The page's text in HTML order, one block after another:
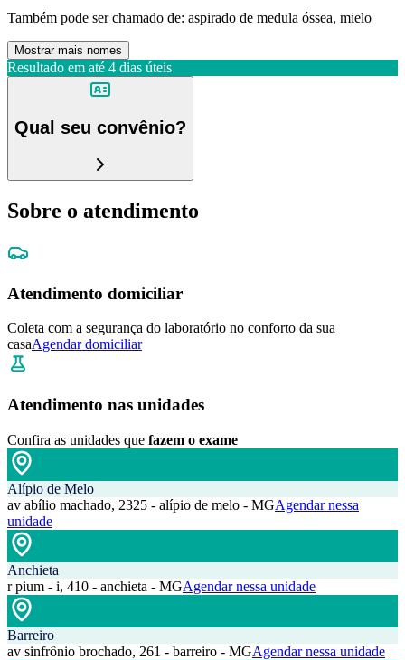
Também pode ser chamado de: aspirado de medula óssea, mielo
Mostrar mais nomes
Resultado em até 4 dias úteis
Qual seu convênio?
Sobre o atendimento
Atendimento domiciliar
Coleta com a segurança do laboratório no conforto da sua
casaAgendar domiciliar
Atendimento nas unidades
Confira as unidades que fazem o exame
Alípio de Melo
av abílio machado, 2325 - alípio de melo - MGAgendar nessa
unidade
Anchieta
r pium - i, 410 - anchieta - MGAgendar nessa unidade
Barreiro
av sinfrônio brochado, 261 - barreiro - MGAgendar nessa unidade